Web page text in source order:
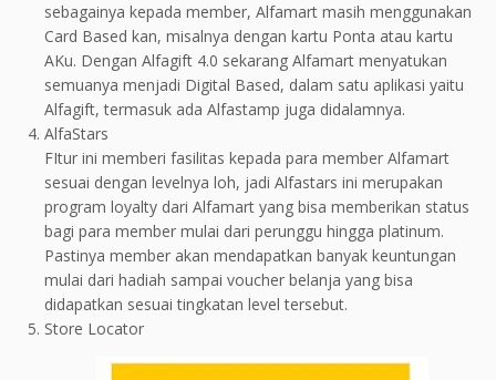
sebagainya kepada member, Alfamart masih menggunakan
Card Based kan, misalnya dengan kartu Ponta atau kartu
AKu. Dengan Alfagift 4.0 sekarang Alfamart menyatukan
semuanya menjadi Digital Based, dalam satu aplikasi yaitu
Alfagift, termasuk ada Alfastamp juga didalamnya.
AlfaStars
FItur ini memberi fasilitas kepada para member Alfamart
sesuai dengan levelnya loh, jadi Alfastars ini merupakan
program loyalty dari Alfamart yang bisa memberikan status
bagi para member mulai dari perunggu hingga platinum.
Pastinya member akan mendapatkan banyak keuntungan
mulai dari hadiah sampai voucher belanja yang bisa
didapatkan sesuai tingkatan level tersebut.
Store Locator